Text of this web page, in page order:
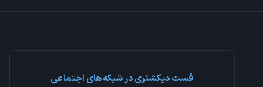
فست دیکشنری در شبکه‌های اجتماعی